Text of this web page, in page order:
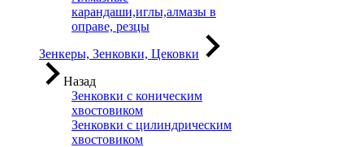
карандаши,иглы,алмазы в
оправе, резцы
Зенкеры, Зенковки, Цековки
Назад
Зенковки с коническим
хвостовиком
Зенковки с цилиндрическим
хвостовиком